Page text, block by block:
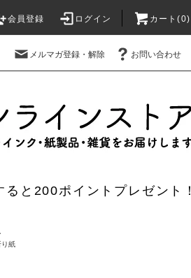
会員登録 ログイン カート(0)
メルマガ登録・解除 お問い合わせ
と200ポイントプレゼント！
り紙